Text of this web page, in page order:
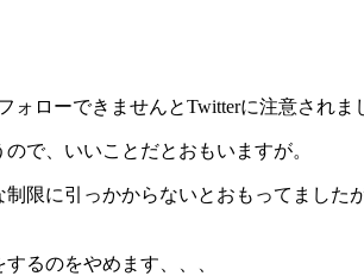
ローできませんとTwitterに注意されま
で、いいことだとおもいますが。
限に引っかからないとおもってましたが
るのをやめます、、、